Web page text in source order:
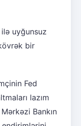
uyğunsuz
bir
Fed
lazım
Bankın